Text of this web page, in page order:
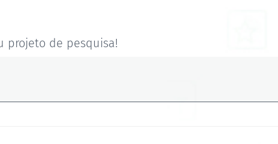
projeto de pesquisa!